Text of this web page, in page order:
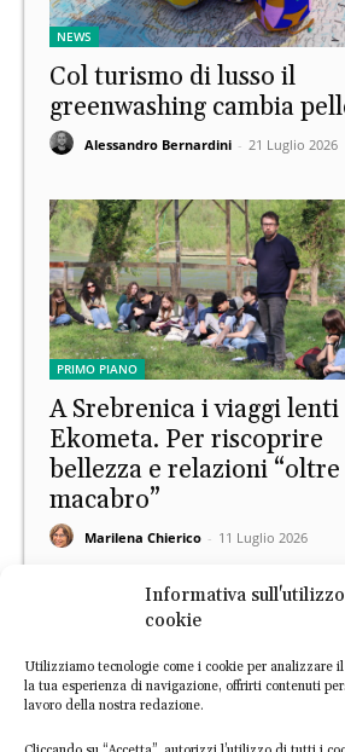
Informativa
cookie
Utilizziamo tecnologie come i cookie per analizzare
la tua esperienza di navigazione, offrirti contenuti
lavoro della nostra redazione.
NEWS
Col turismo di lusso il
greenwashing cambia
Alessandro Bernardini - 21 Luglio 2026
PRIMO PIANO
A Srebrenica i viaggi
Ekometa. Per riscoprire
bellezza e relazioni
macabro”
Marilena Chierico - 11 Luglio 2026